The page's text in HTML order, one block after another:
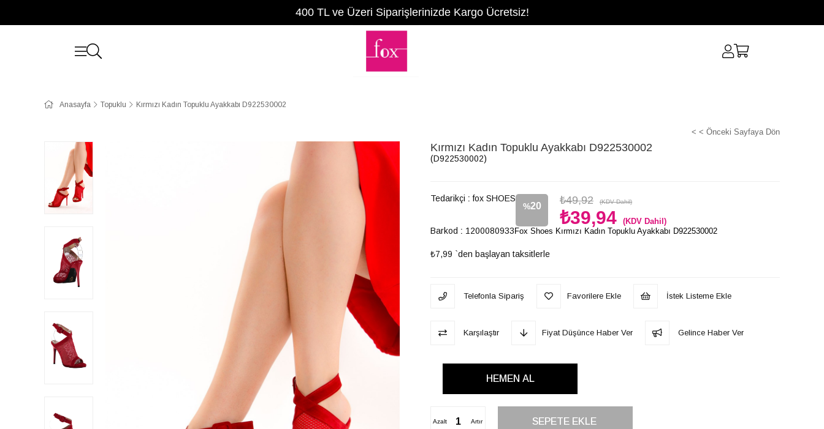
400 TL ve Üzeri Siparişlerinizde Kargo Ücretsiz!
Anasayfa Topuklu Kırmızı Kadın Topuklu Ayakkabı D922530002
< < Önceki Sayfaya Dön
Kırmızı Kadın Topuklu Ayakkabı D922530002
(D922530002)
Tedarikçi : fox SHOES
%20
İndirim
₺49,92 (KDV Dahil)
₺39,94 (KDV Dahil)
Barkod : 1200080933
₺7,99 `den başlayan taksitlerle
Fox Shoes Kırmızı Kadın Topuklu Ayakkabı D922530002
Telefonla Sipariş Favorilere Ekle İstek Listeme Ekle
Karşılaştır Fiyat Düşünce Haber Ver Gelince Haber Ver
Artır
Azalt